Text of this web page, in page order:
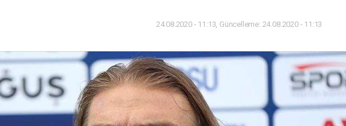
24.08.2020 - 11:13, Güncelleme: 24.08.2020 - 11:13